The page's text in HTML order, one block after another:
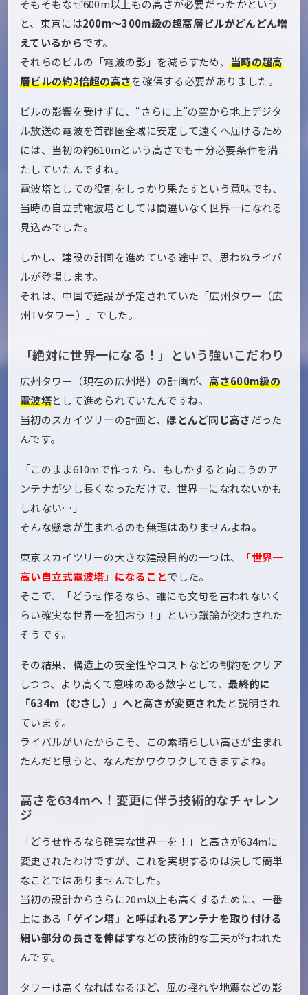
そもそもなぜ600m以上もの高さが必要だったかという
と、東京には200m〜300m級の超高層ビルがどんどん増
えているからです。
それらのビルの「電波の影」を減らすため、 当時の超高
層ビルの約2倍超の高さを確保する必要がありました。
ビルの影響を受けずに、“さらに上”の空から地上デジタ
ル放送の電波を首都圏全域に安定して遠くへ届けるため
には、当初の約610mという高さでも十分必要条件を満
たしていたんですね。
電波塔としての役割をしっかり果たすという意味でも、
当時の自立式電波塔としては間違いなく世界一になれる
見込みでした。
しかし、建設の計画を進めている途中で、思わぬライバ
ルが登場します。
それは、中国で建設が予定されていた「広州タワー（広
州TVタワー）」でした。
「絶対に世界一になる！」という強いこだわり
広州タワー（現在の広州塔）の計画が、高さ600m級の
電波塔として進められていたんですね。
当初のスカイツリーの計画と、 ほとんど同じ高さだった
んです。
「このまま610mで作ったら、もしかすると向こうのア
ンテナが少し長くなっただけで、世界一になれないかも
しれない…」
そんな懸念が生まれるのも無理はありませんよね。
東京スカイツリーの大きな建設目的の一つは、
「世界一
高い自立式電波塔」になることでした。
そこで、「どうせ作るなら、誰にも文句を言われないく
らい確実な世界一を狙おう！」という議論が交わされた
そうです。
その結果、構造上の安全性やコストなどの制約をクリア
しつつ、より高くて意味のある数字として、最終的に
「634m（むさし）」へと高さが変更されたと説明され
ています。
ライバルがいたからこそ、この素晴らしい高さが生まれ
たんだと思うと、なんだかワクワクしてきますよね。
高さを634mへ！変更に伴う技術的なチャレン
ジ
「どうせ作るなら確実な世界一を！」と高さが634mに
変更されたわけですが、これを実現するのは決して簡単
なことではありませんでした。
当初の設計からさらに20m以上も高くするために、一番
上にある 「ゲイン塔」と呼ばれるアンテナを取り付ける
細い部分の長さを伸ばすなどの技術的な工夫が行われた
んです。
タワーは高くなればなるほど、風の揺れや地震などの影